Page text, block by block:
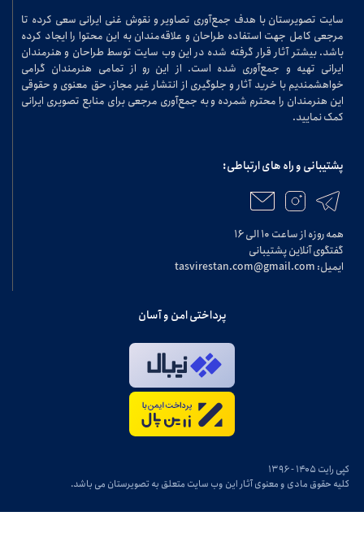
سایت تصویرستان با هدف جمع‌آوری تصاویر و نقوش غنی ایرانی سعی کرده تا
مرجعی کامل جهت استفاده طراحان و علاقه‌مندان به این محتوا را ایجاد کرده
باشد. بیشتر آثار قرار گرفته شده در این وب سایت توسط طراحان و هنرمندان
ایرانی تهیه و جمع‌آوری شده است. از این رو از تمامی هنرمندان گرامی
خواهشمندیم با خرید آثار و جلوگیری از انتشار غیر مجاز، حق معنوی و حقوقی
این هنرمندان را محترم شمرده و به جمع‌آوری مرجعی برای منابع تصویری ایرانی
کمک نمایید.
پشتیبانی و راه های ارتباطی:
همه روزه از ساعت ۱۰ الی ۱۶
گفتگوی آنلاین پشتیبانی
ایمیل: tasvirestan.com@gmail.com
پرداختی امن و آسان
کپی رایت ۱۴۰۵ - ۱۳۹۶
کلیه حقوق مادی و معنوی آثار این وب سایت متعلق به تصویرستان می باشد.